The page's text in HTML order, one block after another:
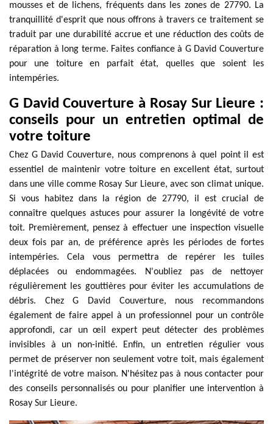
mousses et de lichens, fréquents dans les zones de 27790. La
tranquillité d'esprit que nous offrons à travers ce traitement se
traduit par une durabilité accrue et une réduction des coûts de
réparation à long terme. Faites confiance à G David Couverture
pour une toiture en parfait état, quelles que soient les
intempéries.
G David Couverture à Rosay Sur Lieure :
conseils pour un entretien optimal de
votre toiture
Chez G David Couverture, nous comprenons à quel point il est
essentiel de maintenir votre toiture en excellent état, surtout
dans une ville comme Rosay Sur Lieure, avec son climat unique.
Si vous habitez dans la région de 27790, il est crucial de
connaître quelques astuces pour assurer la longévité de votre
toit. Premièrement, pensez à effectuer une inspection visuelle
deux fois par an, de préférence après les périodes de fortes
intempéries. Cela vous permettra de repérer les tuiles
déplacées ou endommagées. N'oubliez pas de nettoyer
régulièrement les gouttières pour éviter les accumulations de
débris. Chez G David Couverture, nous recommandons
également de faire appel à un professionnel pour un contrôle
approfondi, car un œil expert peut détecter des problèmes
invisibles à un non-initié. Enfin, un entretien régulier vous
permet de préserver non seulement votre toit, mais également
l'intégrité de votre maison. N'hésitez pas à nous contacter pour
des conseils personnalisés ou pour planifier une intervention à
Rosay Sur Lieure.